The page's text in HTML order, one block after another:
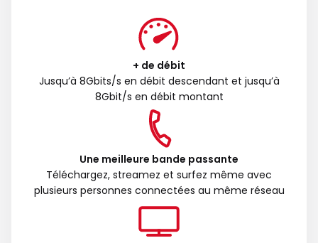
+ de débit
Jusqu’à 8Gbits/s en débit descendant et jusqu’à
8Gbit/s en débit montant
Une meilleure bande passante
Téléchargez, streamez et surfez même avec
plusieurs personnes connectées au même réseau